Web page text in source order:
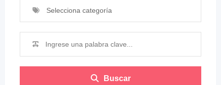
Selecciona categoría
Buscar